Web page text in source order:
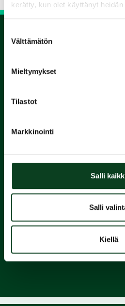
kerätty, kun olet käyttänyt heidän
valinta
Välttämätön
Mieltymykset
Tilastot
Markkinointi
Salli
Salli
Kiellä
Varaa
alkeiskurssi
2.
Suorita
Liity
seuraan ja nauti